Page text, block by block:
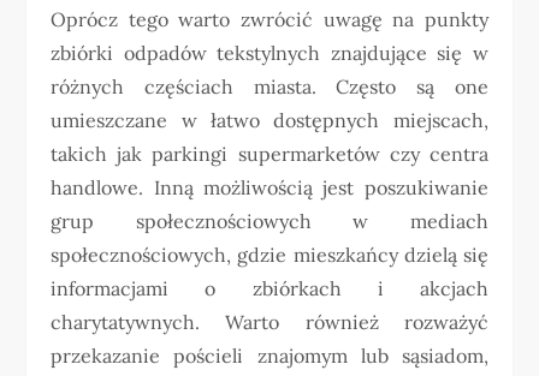
Oprócz tego warto zwrócić uwagę na punkty
zbiórki odpadów tekstylnych znajdujące się w
różnych częściach miasta. Często są one
umieszczane w łatwo dostępnych miejscach,
takich jak parkingi supermarketów czy centra
handlowe. Inną możliwością jest poszukiwanie
grup społecznościowych w mediach
społecznościowych, gdzie mieszkańcy dzielą się
informacjami o zbiórkach i akcjach
charytatywnych. Warto również rozważyć
przekazanie pościeli znajomym lub sąsiadom,